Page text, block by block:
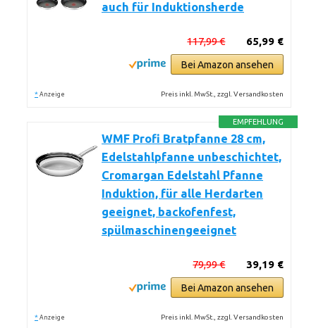
auch für Induktionsherde
65,99 €
117,99 €
Bei Amazon ansehen
* Anzeige Preis inkl. MwSt., zzgl. Versandkosten
EMPFEHLUNG
WMF Profi Bratpfanne 28 cm,
Edelstahlpfanne unbeschichtet,
Cromargan Edelstahl Pfanne
Induktion, für alle Herdarten
geeignet, backofenfest,
spülmaschinengeeignet
39,19 €
79,99 €
Bei Amazon ansehen
* Anzeige Preis inkl. MwSt., zzgl. Versandkosten